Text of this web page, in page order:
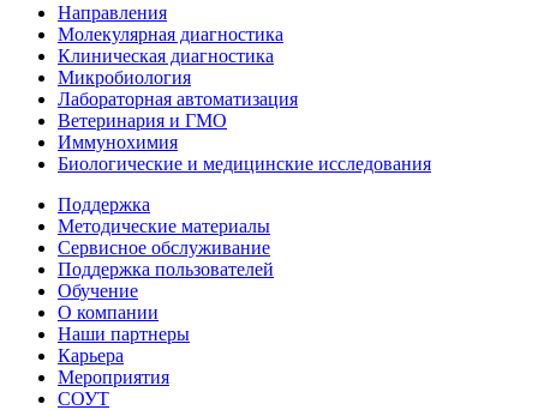
Направления
Молекулярная диагностика
Клиническая диагностика
Микробиология
Лабораторная автоматизация
Ветеринария и ГМО
Иммунохимия
Биологические и медицинские исследования
Поддержка
Методические материалы
Сервисное обслуживание
Поддержка пользователей
Обучение
О компании
Наши партнеры
Карьера
Мероприятия
СОУТ